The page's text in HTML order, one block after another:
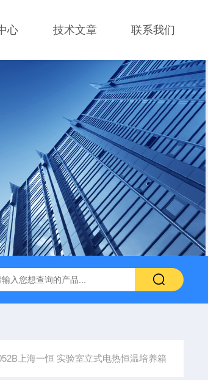
心 技术文章 联系我们
温恒湿光照培养箱 LRH-300DB叶拓
上海一恒 实验室立式电热恒温培养箱